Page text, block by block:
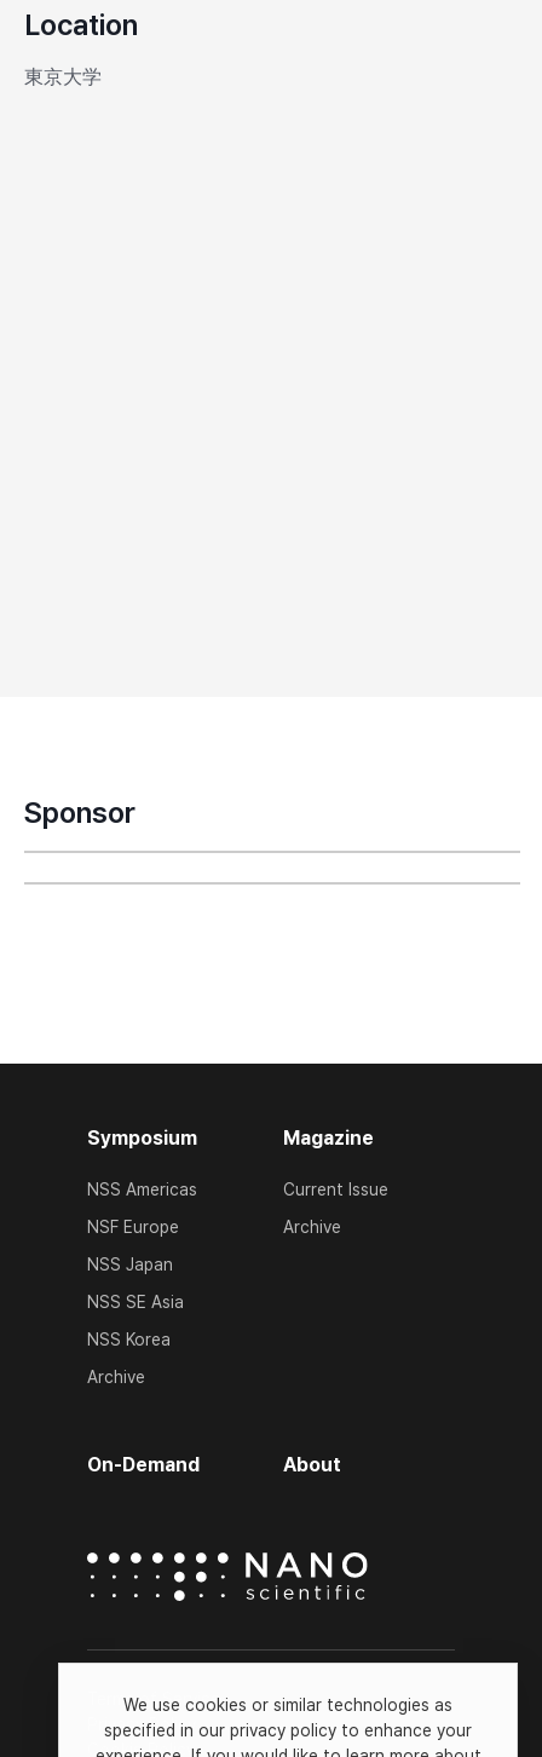
(13), 7029-7037, 2024
phosphorylcholine group, X. Huang, J. Li, Y. Araki, T.Wada,
従来の電気化学インピーダンス分光法との対応関係や、電
輸送を律速する要因を調べた結果についても紹介する。
Location
東京大学
Sponsor
Symposium
NSS Americas
NSF Europe
NSS Japan
NSS SE Asia
NSS Korea
Archive
Magazine
Current Issue
Archive
On-Demand About
Terms of Service
Privacy Policy
Cookie Policy
We use cookies or similar technologies as
specified in our privacy policy to enhance your